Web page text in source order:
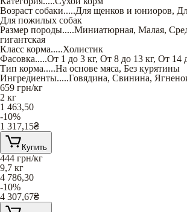
Возраст собаки.....Для щенков и юниоров,
Для пожилых собак
Размер породы.....Миниатюрная, Малая,
гигантская
Класс корма.....Холистик
Фасовка.....От 1 до 3 кг, От 8 до 13 кг, От 14
Тип корма.....На основе мяса, Без курятины
Ингредиенты.....Говядина, Свинина,
659 грн/кг
2 кг
1 463,50
-10%
1 317,15₴
Купить
444 грн/кг
9,7 кг
4 786,30
-10%
4 307,67₴